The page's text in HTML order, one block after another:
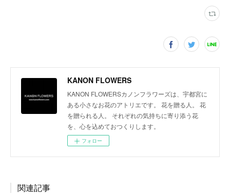
KANON FLOWERS
KANON FLOWERSカノンフラワーズは、宇都宮に
ある小さなお花のアトリエです。 花を贈る人。 花
を贈られる人。 それぞれの気持ちに寄り添う花
を、心を込めておつくりします。
フォロー
関連記事